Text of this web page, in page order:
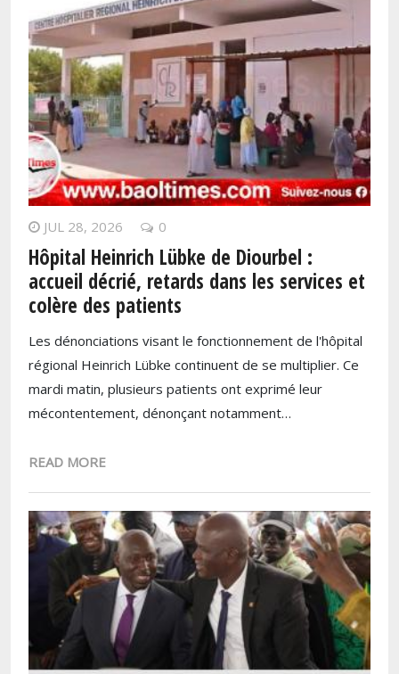
JUL 28, 2026 0
Hôpital Heinrich Lübke de Diourbel :
accueil décrié, retards dans les services et
colère des patients
Les dénonciations visant le fonctionnement de l'hôpital
régional Heinrich Lübke continuent de se multiplier. Ce
mardi matin, plusieurs patients ont exprimé leur
mécontentement, dénonçant notamment…
READ MORE